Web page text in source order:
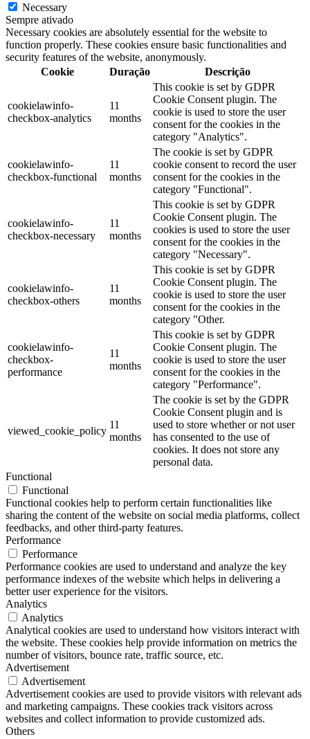
Necessary
Sempre ativado
Necessary cookies are absolutely essential for the website to
function properly. These cookies ensure basic functionalities and
security features of the website, anonymously.
Cookie
Duração Descrição
cookielawinfo-
checkbox-analytics
11
months
This cookie is set by GDPR
Cookie Consent plugin. The
cookie is used to store the user
consent for the cookies in the
category "Analytics".
cookielawinfo-
checkbox-functional
11
months
The cookie is set by GDPR
cookie consent to record the user
consent for the cookies in the
category "Functional".
cookielawinfo-
checkbox-necessary
11
months
This cookie is set by GDPR
Cookie Consent plugin. The
cookies is used to store the user
consent for the cookies in the
category "Necessary".
cookielawinfo-
checkbox-others
11
months
This cookie is set by GDPR
Cookie Consent plugin. The
cookie is used to store the user
consent for the cookies in the
category "Other.
cookielawinfo-
checkbox-
performance
11
months
This cookie is set by GDPR
Cookie Consent plugin. The
cookie is used to store the user
consent for the cookies in the
category "Performance".
viewed_cookie_policy
11
months
The cookie is set by the GDPR
Cookie Consent plugin and is
used to store whether or not user
has consented to the use of
cookies. It does not store any
personal data.
Functional
Functional
Functional cookies help to perform certain functionalities like
sharing the content of the website on social media platforms, collect
feedbacks, and other third-party features.
Performance
Performance
Performance cookies are used to understand and analyze the key
performance indexes of the website which helps in delivering a
better user experience for the visitors.
Analytics
Analytics
Analytical cookies are used to understand how visitors interact with
the website. These cookies help provide information on metrics the
number of visitors, bounce rate, traffic source, etc.
Advertisement
Advertisement
Advertisement cookies are used to provide visitors with relevant ads
and marketing campaigns. These cookies track visitors across
websites and collect information to provide customized ads.
Others